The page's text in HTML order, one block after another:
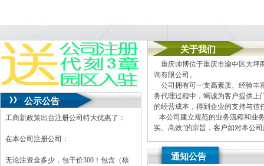
公示公告
工商新政策出台注册公司特大优惠了：
在本公司注册公司：
无论注资金多少，包干价300！包含（核
关于我们
重庆帅博位于重庆市渝中区大坪
询有限公司。
公司拥有可一支高素质、经验丰
务代理过程中，竭诚为客户提供上
的经营成本，得到企业的支持与信
本公司建立规范的业务流程和业
实、高效”的宗旨，客户如对本公
本公司主要业务为：
A.免费提供工商及税务咨询服务
通知公告